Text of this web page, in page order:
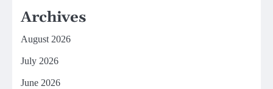
Archives
August 2026
July 2026
June 2026